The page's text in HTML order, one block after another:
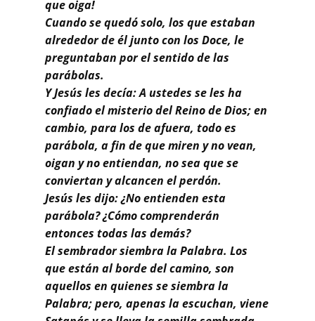
que oiga!
Cuando se quedó solo, los que estaban
alrededor de él junto con los Doce, le
preguntaban por el sentido de las
parábolas.
Y Jesús les decía: A ustedes se les ha
confiado el misterio del Reino de Dios; en
cambio, para los de afuera, todo es
parábola, a fin de que miren y no vean,
oigan y no entiendan, no sea que se
conviertan y alcancen el perdón.
Jesús les dijo: ¿No entienden esta
parábola? ¿Cómo comprenderán
entonces todas las demás?
El sembrador siembra la Palabra. Los
que están al borde del camino, son
aquellos en quienes se siembra la
Palabra; pero, apenas la escuchan, viene